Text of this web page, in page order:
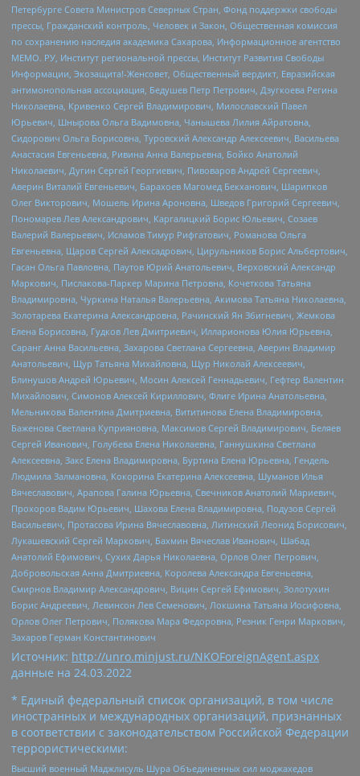
Петербурге Совета Министров Северных Стран, Фонд поддержки свободы
прессы, Гражданский контроль, Человек и Закон, Общественная комиссия
по сохранению наследия академика Сахарова, Информационное агентство
МЕМО. РУ, Институт региональной прессы, Институт Развития Свободы
Информации, Экозащита!-Женсовет, Общественный вердикт, Евразийская
антимонопольная ассоциация, Бедушев Петр Петрович, Дзугкоева Регина
Николаевна, Кривенко Сергей Владимирович, Милославский Павел
Юрьевич, Шнырова Ольга Вадимовна, Чанышева Лилия Айратовна,
Сидорович Ольга Борисовна, Туровский Александр Алексеевич, Васильева
Анастасия Евгеньевна, Ривина Анна Валерьевна, Бойко Анатолий
Николаевич, Дугин Сергей Георгиевич, Пивоваров Андрей Сергеевич,
Аверин Виталий Евгеньевич, Барахоев Магомед Бекханович, Шарипков
Олег Викторович, Мошель Ирина Ароновна, Шведов Григорий Сергеевич,
Пономарев Лев Александрович, Каргалицкий Борис Юльевич, Созаев
Валерий Валерьевич, Исламов Тимур Рифгатович, Романова Ольга
Евгеньевна, Щаров Сергей Алексадрович, Цирульников Борис Альбертович,
Гасан Ольга Павловна, Паутов Юрий Анатольевич, Верховский Александр
Маркович, Пислакова-Паркер Марина Петровна, Кочеткова Татьяна
Владимировна, Чуркина Наталья Валерьевна, Акимова Татьяна Николаевна,
Золотарева Екатерина Александровна, Рачинский Ян Збигневич, Жемкова
Елена Борисовна, Гудков Лев Дмитриевич, Илларионова Юлия Юрьевна,
Саранг Анна Васильевна, Захарова Светлана Сергеевна, Аверин Владимир
Анатольевич, Щур Татьяна Михайловна, Щур Николай Алексеевич,
Блинушов Андрей Юрьевич, Мосин Алексей Геннадьевич, Гефтер Валентин
Михайлович, Симонов Алексей Кириллович, Флиге Ирина Анатольевна,
Мельникова Валентина Дмитриевна, Вититинова Елена Владимировна,
Баженова Светлана Куприяновна, Максимов Сергей Владимирович, Беляев
Сергей Иванович, Голубева Елена Николаевна, Ганнушкина Светлана
Алексеевна, Закс Елена Владимировна, Буртина Елена Юрьевна, Гендель
Людмила Залмановна, Кокорина Екатерина Алексеевна, Шуманов Илья
Вячеславович, Арапова Галина Юрьевна, Свечников Анатолий Мариевич,
Прохоров Вадим Юрьевич, Шахова Елена Владимировна, Подузов Сергей
Васильевич, Протасова Ирина Вячеславовна, Литинский Леонид Борисович,
Лукашевский Сергей Маркович, Бахмин Вячеслав Иванович, Шабад
Анатолий Ефимович, Сухих Дарья Николаевна, Орлов Олег Петрович,
Добровольская Анна Дмитриевна, Королева Александра Евгеньевна,
Смирнов Владимир Александрович, Вицин Сергей Ефимович, Золотухин
Борис Андреевич, Левинсон Лев Семенович, Локшина Татьяна Иосифовна,
Орлов Олег Петрович, Полякова Мара Федоровна, Резник Генри Маркович,
Захаров Герман Константинович
Источник: http://unro.minjust.ru/NKOForeignAgent.aspx
данные на 24.03.2022
* Единый федеральный список организаций, в том числе
иностранных и международных организаций, признанных
в соответствии с законодательством Российской Федерации
террористическими:
Высший военный Маджлисуль Шура Объединенных сил моджахедов